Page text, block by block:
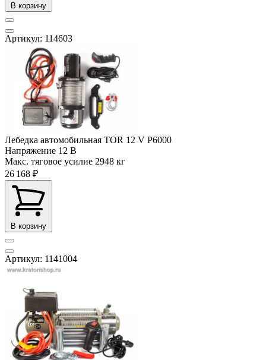
В корзину
Артикул: 114603
Лебедка автомобильная TOR 12 V P6000
Напряжение 12 В
Макс. тяговое усилие 2948 кг
26 168 ₽
В корзину
Артикул: 1141004